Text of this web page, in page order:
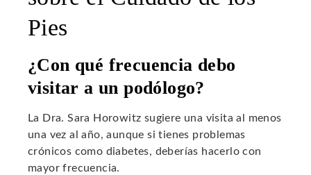
Pies
¿Con qué frecuencia debo
visitar a un podólogo?
La Dra. Sara Horowitz sugiere una visita al menos
una vez al año, aunque si tienes problemas
crónicos como diabetes, deberías hacerlo con
mayor frecuencia.